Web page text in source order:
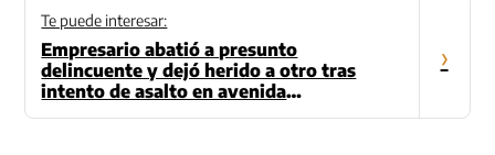
Te puede interesar:
Empresario abatió a presunto
delincuente y dejó herido a otro tras
intento de asalto en avenida
Universitaria
›